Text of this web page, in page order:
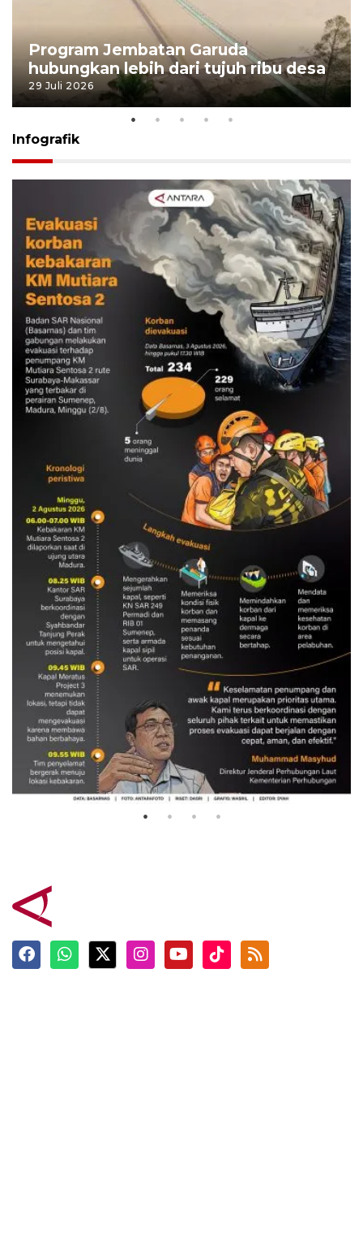
Program Jembatan Garuda
hubungkan lebih dari tujuh ribu desa
29 Juli 2026
Infografik
Evakuasi korban kebakaran KM
Mutiara Sentosa 2
3 Agustus 2026